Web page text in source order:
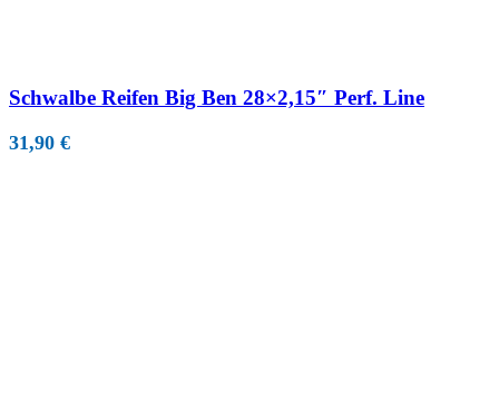
Schwalbe Reifen Big Ben 28×2,15″ Perf. Line
31,90 €